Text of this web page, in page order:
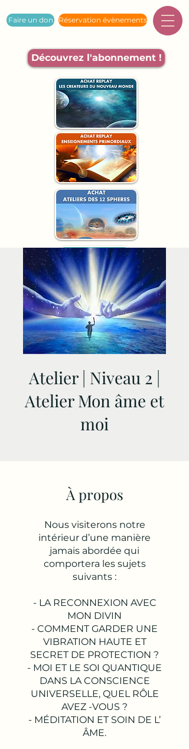
Faire un don Réservation évènements
Découvrez l'abonnement !
Atelier | Niveau 2 |
Atelier Mon âme et
moi
À propos
Nous visiterons notre
intérieur d’une manière
jamais abordée qui
comportera les sujets
suivants :
- LA RECONNEXION AVEC
MON DIVIN
- COMMENT GARDER UNE
VIBRATION HAUTE ET
SECRET DE PROTECTION ?
- MOI ET LE SOI QUANTIQUE
DANS LA CONSCIENCE
UNIVERSELLE, QUEL RÔLE
AVEZ -VOUS ?
- MÉDITATION ET SOIN DE L’
ÂME.